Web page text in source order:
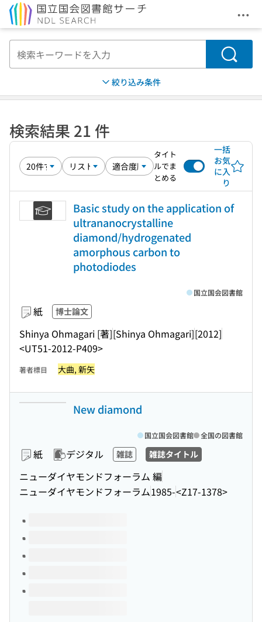
メ
検索
絞り込み条件
検索結果 21 件
タイト
ルでま
とめる
一括
お気
に入
り
Basic study on the application of
ultrananocrystalline
diamond/hydrogenated
amorphous carbon to
photodiodes
紙 博士論文
Shinya Ohmagari [著][Shinya Ohmagari][2012]
<UT51-2012-P409>
国立国会図書館
著者標目 大曲, 新矢
New diamond
紙 デジタル 雑誌 雑誌タイトル
ニューダイヤモンドフォーラム 編
ニューダイヤモンドフォーラム1985-<Z17-1378>
国立国会図書館 全国の図書館
このタイトルの巻号